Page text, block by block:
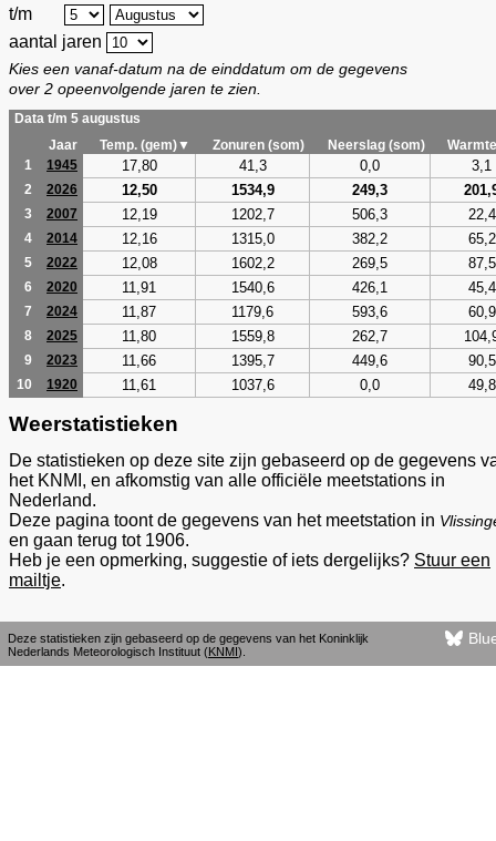
t/m
aantal jaren
Kies een vanaf-datum na de einddatum om de gegevens
over 2 opeenvolgende jaren te zien.
Data t/m 5 augustus
Jaar
Temp. (gem)▼ Zonuren (som) Neerslag (som)
1
1945 17,80 41,3 0,0 3,1
2 2026 12,50 1534,9 249,3
3 2007 12,19 1202,7 506,3 22,4
4 2014 12,16 1315,0 382,2 65,2
5 2022 12,08 1602,2 269,5 87,5
6 2020 11,91 1540,6 426,1 45,4
7 2024 11,87 1179,6 593,6 60,9
8 2025 11,80 1559,8 262,7
9 2023 11,66 1395,7 449,6 90,5
10 1920 11,61 1037,6 0,0 49,8
Weerstatistieken
De statistieken op deze site zijn gebaseerd op de gegevens
het KNMI, en afkomstig van alle officiële meetstations in
Nederland.
Deze pagina toont de gegevens van het meetstation in
en gaan terug tot 1906.
Heb je een opmerking, suggestie of iets dergelijks? Stuur een
mailtje.
Deze statistieken zijn gebaseerd op de gegevens van het Koninklijk
Nederlands Meteorologisch Instituut (KNMI).